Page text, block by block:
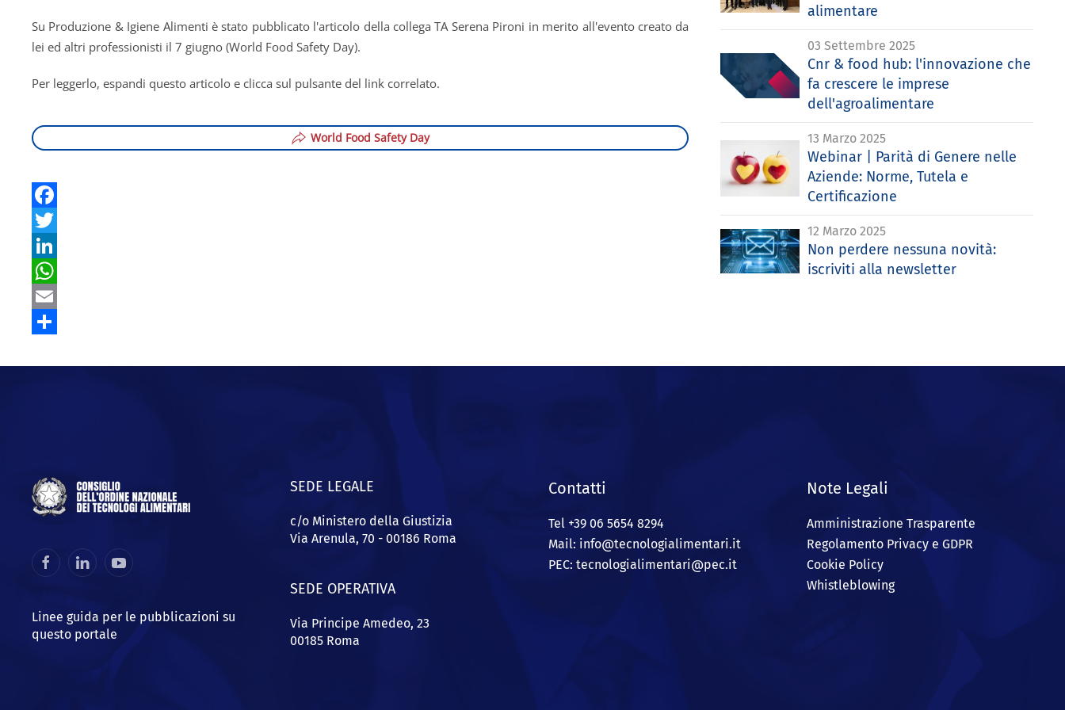
Su Produzione & Igiene Alimenti è stato pubblicato l'articolo della collega TA Serena Pironi in merito all'evento creato da
lei ed altri professionisti il 7 giugno (World Food Safety Day).
Per leggerlo, espandi questo articolo e clicca sul pulsante del link correlato.
World Food Safety Day
Facebook
Twitter
LinkedIn
WhatsApp
Email
alimentare
03 Settembre 2025
Cnr & food hub: l'innovazione che
fa crescere le imprese
dell'agroalimentare
13 Marzo 2025
Webinar | Parità di Genere nelle
Aziende: Norme, Tutela e
Certificazione
12 Marzo 2025
Non perdere nessuna novità:
iscriviti alla newsletter
Linee guida per le pubblicazioni su
questo portale
SEDE LEGALE
c/o Ministero della Giustizia
Via Arenula, 70 - 00186 Roma
SEDE OPERATIVA
Via Principe Amedeo, 23
00185 Roma
Contatti
Tel +39 06 5654 8294
Mail: info@tecnologialimentari.it
PEC: tecnologialimentari@pec.it
Note Legali
Amministrazione Trasparente
Regolamento Privacy e GDPR
Cookie Policy
Whistleblowing